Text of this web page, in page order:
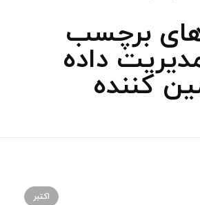
برچسب
داده‌
کننده
اکتبر